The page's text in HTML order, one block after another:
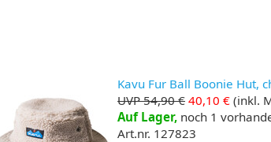
Kavu Fur Ball Boonie Hut,
UVP 54,90 € 40,10 € (inkl.
Auf Lager, noch 1
Art.nr. 127823